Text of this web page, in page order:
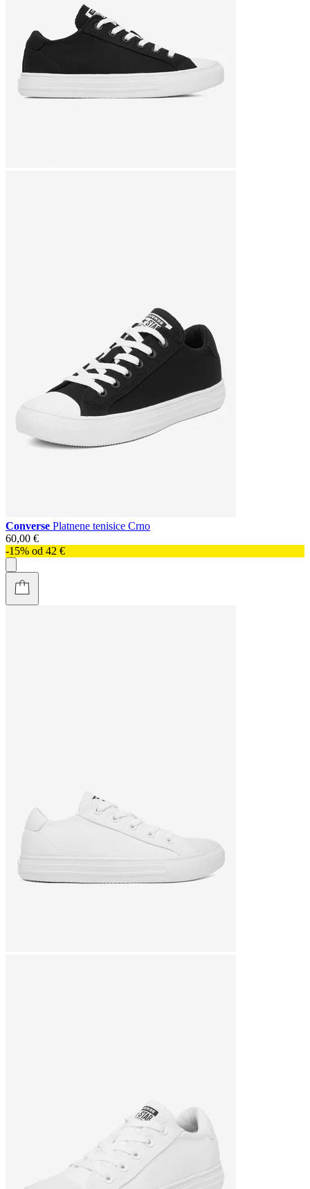
Converse Platnene tenisice Crno
60,00 €
-15% od 42 €